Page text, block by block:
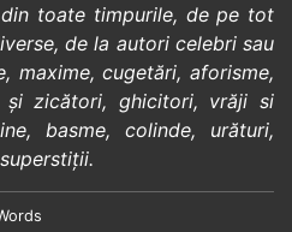
toate timpurile, de pe tot
de la autori celebrisau
, maxime,cugetări,aforisme,
și zicători, ghicitori, vrăji si
, basme, colinde, urături,
.